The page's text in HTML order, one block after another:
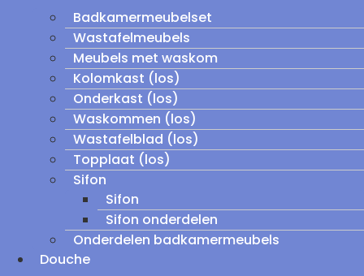
Badkamermeubelset
Wastafelmeubels
Meubels met waskom
Kolomkast (los)
Onderkast (los)
Waskommen (los)
Wastafelblad (los)
Topplaat (los)
Sifon
Sifon
Sifon onderdelen
Onderdelen badkamermeubels
Douche